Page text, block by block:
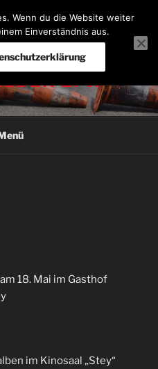
E. V.
18. Mai im Gasthof
im Kinosaal „Stey“
Wenn du die Website weiter
Einverständnis aus.